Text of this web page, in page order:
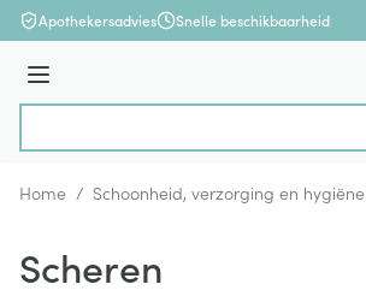
Ga naar de inhoud
Apothekersadvies Snelle beschikbaarheid
Menu
Home / Schoonheid, verzorging en hygiëne
Scheren